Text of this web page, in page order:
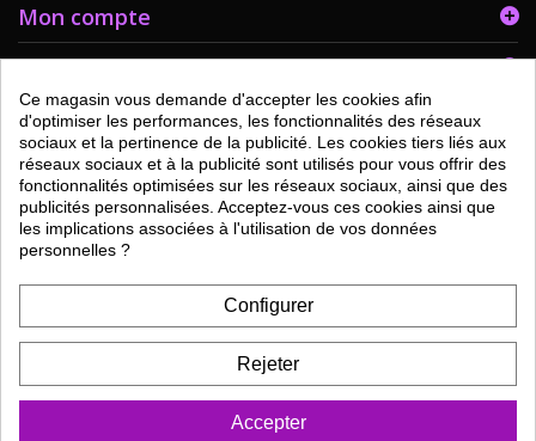
Mon compte
Informations sur votre boutique
Marchand approuvé par la Société des Avis Garantis,
cliquez ici pour vérifier.
Ce magasin vous demande d'accepter les cookies afin
d'optimiser les performances, les fonctionnalités des réseaux
sociaux et la pertinence de la publicité. Les cookies tiers liés aux
réseaux sociaux et à la publicité sont utilisés pour vous offrir des
fonctionnalités optimisées sur les réseaux sociaux, ainsi que des
publicités personnalisées. Acceptez-vous ces cookies ainsi que
les implications associées à l'utilisation de vos données
personnelles ?
Configurer
Rejeter
Accepter
80 avis